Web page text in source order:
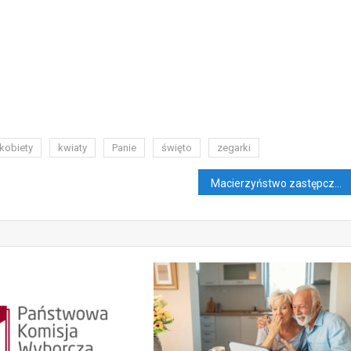
kobiety kwiaty Panie święto zegarki